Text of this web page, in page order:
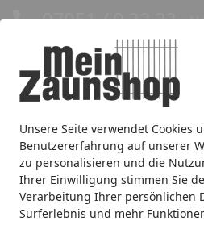
Unsere Seite verwendet Cookies
Benutzererfahrung auf unserer
zu personalisieren und die
Ihrer Einwilligung stimmen Sie
Verarbeitung Ihrer persönlichen
Surferlebnis und mehr
Eigene Montage-
07051 / 9 22 22
Sichtschutz Doppelstabmatte
Zaunmarken
Metallzaun Schmuckzaun